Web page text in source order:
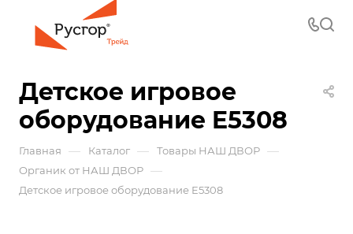
Детское игровое
оборудование E5308
Главная — Каталог — Товары НАШ ДВОР —
Органик от НАШ ДВОР —
Детское игровое оборудование E5308